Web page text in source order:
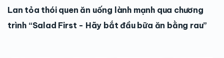
Lan tỏa thói quen ăn uống lành mạnh qua chương
trình “Salad First - Hãy bắt đầu bữa ăn bằng rau”